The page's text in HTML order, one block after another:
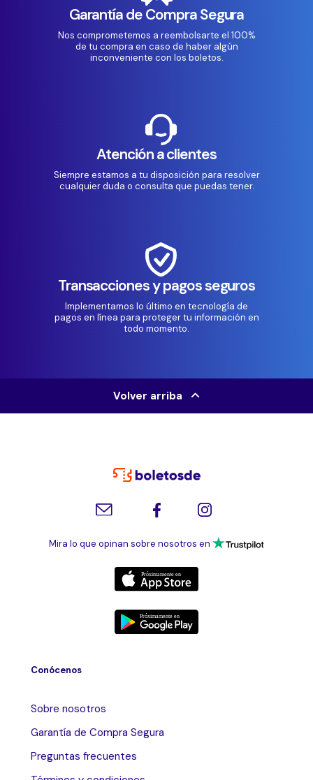
Garantía de Compra Segura
Nos comprometemos a reembolsarte el 100%
de tu compra en caso de haber algún
inconveniente con los boletos.
Atención a clientes
Siempre estamos a tu disposición para resolver
cualquier duda o consulta que puedas tener.
Transacciones y pagos seguros
Implementamos lo último en tecnología de
pagos en línea para proteger tu información en
todo momento.
Volver arriba
Mira lo que opinan sobre nosotros en
Conócenos
Sobre nosotros
Garantía de Compra Segura
Preguntas frecuentes